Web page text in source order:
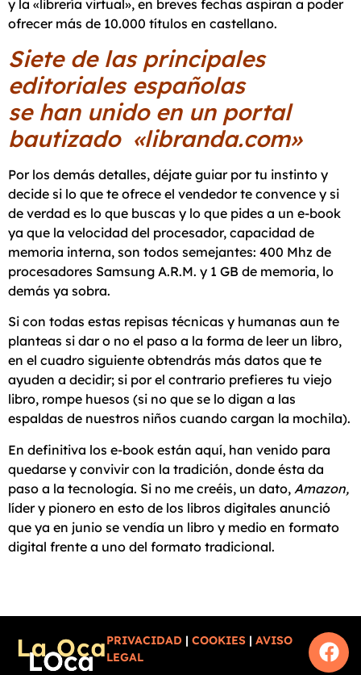
y la «librería virtual», en breves fechas aspiran a poder
ofrecer más de 10.000 títulos en castellano.
Siete de las principales
editoriales españolas
se han unido en un portal
bautizado «libranda.com»
Por los demás detalles, déjate guiar por tu instinto y
decide si lo que te ofrece el vendedor te convence y si
de verdad es lo que buscas y lo que pides a un e-book
ya que la velocidad del procesador, capacidad de
memoria interna, son todos semejantes: 400 Mhz de
procesadores Samsung A.R.M. y 1 GB de memoria, lo
demás ya sobra.
Si con todas estas repisas técnicas y humanas aun te
planteas si dar o no el paso a la forma de leer un libro,
en el cuadro siguiente obtendrás más datos que te
ayuden a decidir; si por el contrario prefieres tu viejo
libro, rompe huesos (si no que se lo digan a las
espaldas de nuestros niños cuando cargan la mochila).
En definitiva los e-book están aquí, han venido para
quedarse y convivir con la tradición, donde ésta da
paso a la tecnología. Si no me creéis, un dato, Amazon,
líder y pionero en esto de los libros digitales anunció
que ya en junio se vendía un libro y medio en formato
digital frente a uno del formato tradicional.
PRIVACIDAD | COOKIES | AVISO
LEGAL